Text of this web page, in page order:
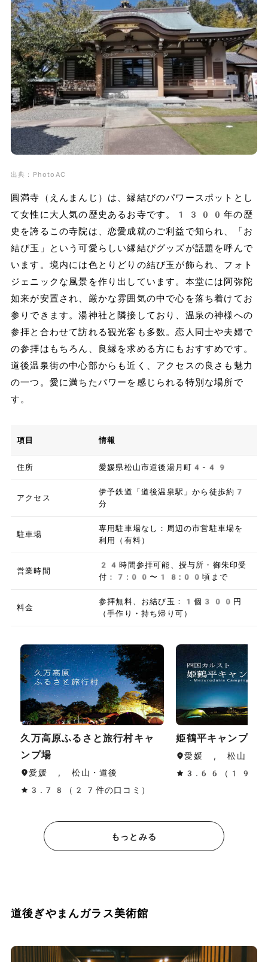
出典：PhotoAC
圓満寺（えんまんじ）は、縁結びのパワースポットとし
て女性に大人気の歴史あるお寺です。1300年の歴
史を誇るこの寺院は、恋愛成就のご利益で知られ、「お
結び玉」という可愛らしい縁結びグッズが話題を呼んで
います。境内には色とりどりの結び玉が飾られ、フォト
ジェニックな風景を作り出しています。本堂には阿弥陀
如来が安置され、厳かな雰囲気の中で心を落ち着けてお
参りできます。湯神社と隣接しており、温泉の神様への
参拝と合わせて訪れる観光客も多数。恋人同士や夫婦で
の参拝はもちろん、良縁を求める方にもおすすめです。
道後温泉街の中心部からも近く、アクセスの良さも魅力
の一つ。愛に満ちたパワーを感じられる特別な場所で
す。
項目 情報
住所 愛媛県松山市道後湯月町4-49
アクセス
伊予鉄道「道後温泉駅」から徒歩約7
分
駐車場
専用駐車場なし：周辺の市営駐車場を
利用（有料）
営業時間
24時間参拝可能、授与所・御朱印受
付：7:00〜18:00頃まで
料金
参拝無料、お結び玉：1個300円
（手作り・持ち帰り可）
久万高原ふるさと旅行村キャ
ンプ場
愛媛 , 松山・道後
3.78（27件の口コミ）
姫鶴平キャンプ場
愛媛 , 松山・道
3.66（19件の
もっとみる
道後ぎやまんガラス美術館